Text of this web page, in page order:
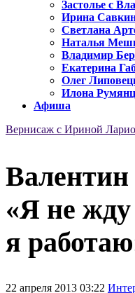
Застолье с
Ирина
Светлана
Наталья
Владимир
Екатерина
Олег
Илона
Афиша
Вернисаж с Ириной
«Я не жду
я
22 апреля 2013 03:22